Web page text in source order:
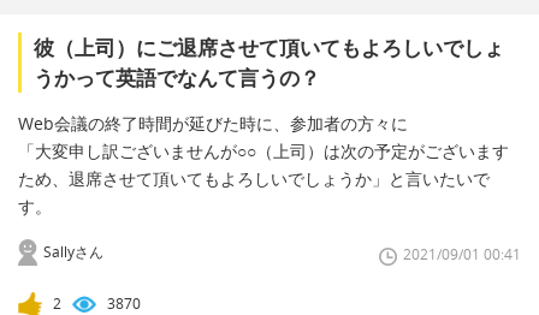
彼（上司）にご退席させて頂いてもよろしいでしょ
うかって英語でなんて言うの？
Web会議の終了時間が延びた時に、参加者の方々に
「大変申し訳ございませんが○○（上司）は次の予定がございます
ため、退席させて頂いてもよろしいでしょうか」と言いたいで
す。
Sallyさん 2021/09/01 00:41
2 3870